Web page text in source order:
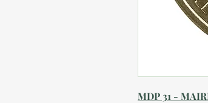
MDP 31 -